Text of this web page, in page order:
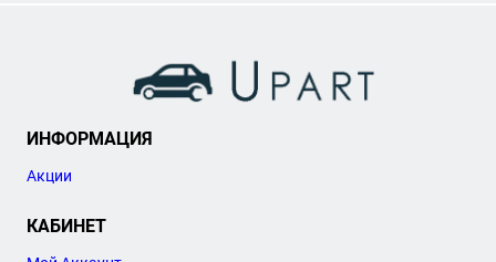
ИНФОРМАЦИЯ
Акции
КАБИНЕТ